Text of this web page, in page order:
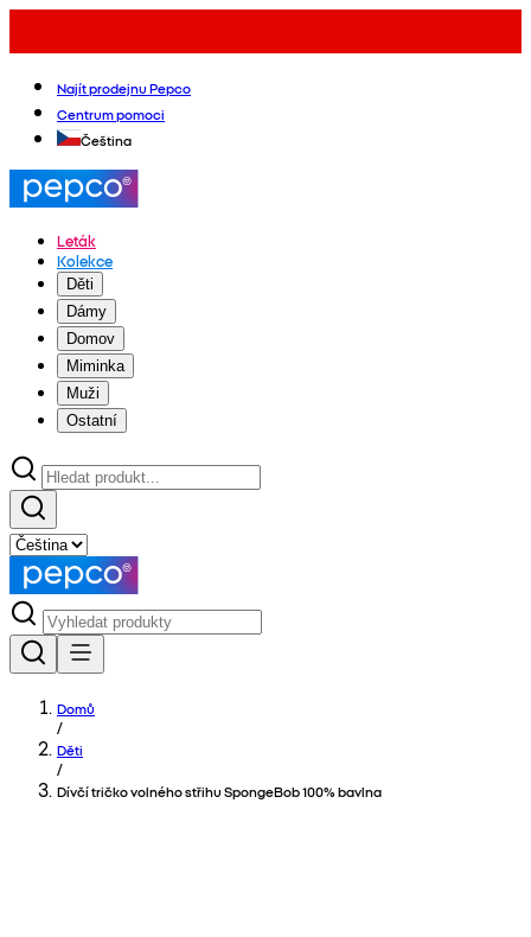
Najít prodejnu Pepco
Centrum pomoci
Čeština
Leták
Kolekce
Děti
Dámy
Domov
Miminka
Muži
Ostatní
Domů
/
Děti
/
Dívčí tričko volného střihu SpongeBob 100% bavlna